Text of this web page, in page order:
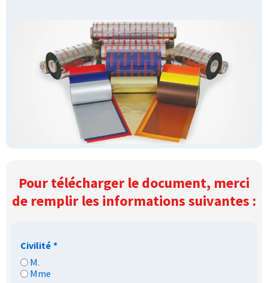
Pour télécharger le document, merci
de remplir les informations suivantes :
Civilité *
M.
Mme